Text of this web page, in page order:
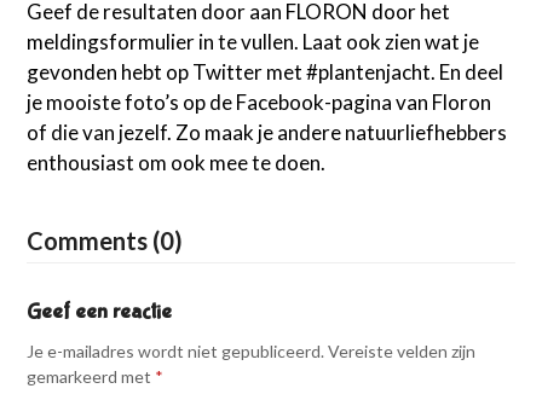
Geef de resultaten door aan FLORON door het
meldingsformulier in te vullen. Laat ook zien wat je
gevonden hebt op Twitter met #plantenjacht. En deel
je mooiste foto’s op de Facebook-pagina van Floron
of die van jezelf. Zo maak je andere natuurliefhebbers
enthousiast om ook mee te doen.
Comments (0)
Geef een reactie
Je e-mailadres wordt niet gepubliceerd. Vereiste velden zijn
gemarkeerd met *